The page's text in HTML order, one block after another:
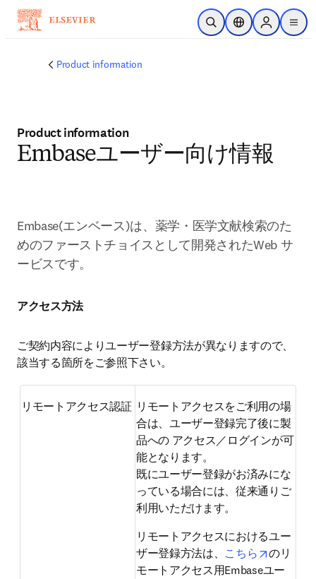
メインのコンテンツにスキップ
検索を開くロケーションセレ
Sign in to
menu
Product information
Product information
Embaseユーザー向け情報
Embase(エンベース)は、薬学・医学文献検索のた
めのファーストチョイスとして開発されたWeb サ
ービスです。
アクセス方法
ご契約内容によりユーザー登録方法が異なりますので、
該当する箇所をご参照下さい。
リモートアクセス認証 リモートアクセスをご利用の場
合は、ユーザー登録完了後に製
品への アクセス／ログインが可
能となります。
既にユーザー登録がお済みにな
っている場合には、従来通りご
利用いただけます。
リモートアクセスにおけるユー
ザー登録方法は、 こちら opens in
のリ
モートアクセス用Embaseユー